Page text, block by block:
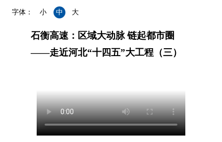
字体： 小 中 大
石衡高速：区域大动脉 链起都市圈
——走近河北“十四五”大工程（三）